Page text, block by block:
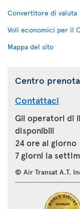
Convertitore di valuta
Voli economici per il
Mappa del sito
Centro
Contattaci
Gli operatori di
disponibili
24 ore al giorno
7 giorni la
© Air Transat A.T.